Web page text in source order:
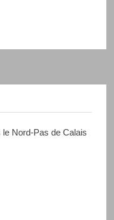
le Nord-Pas de Calais